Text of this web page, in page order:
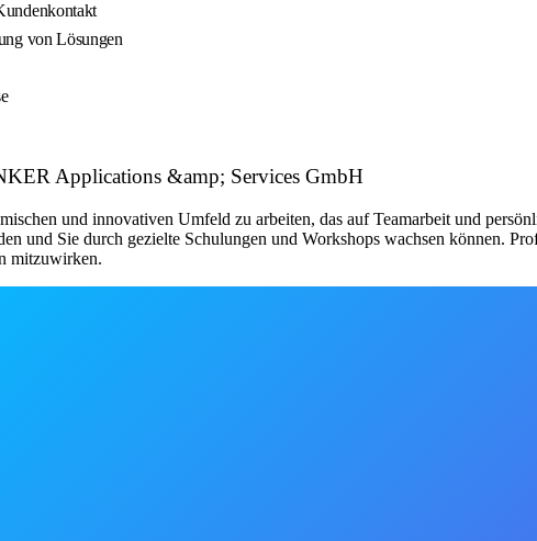
von Lösungen
Applications &amp; Services GmbH
und innovativen Umfeld zu arbeiten, das auf Teamarbeit und
und Sie durch gezielte Schulungen und Workshops wachsen können.
mitzuwirken.